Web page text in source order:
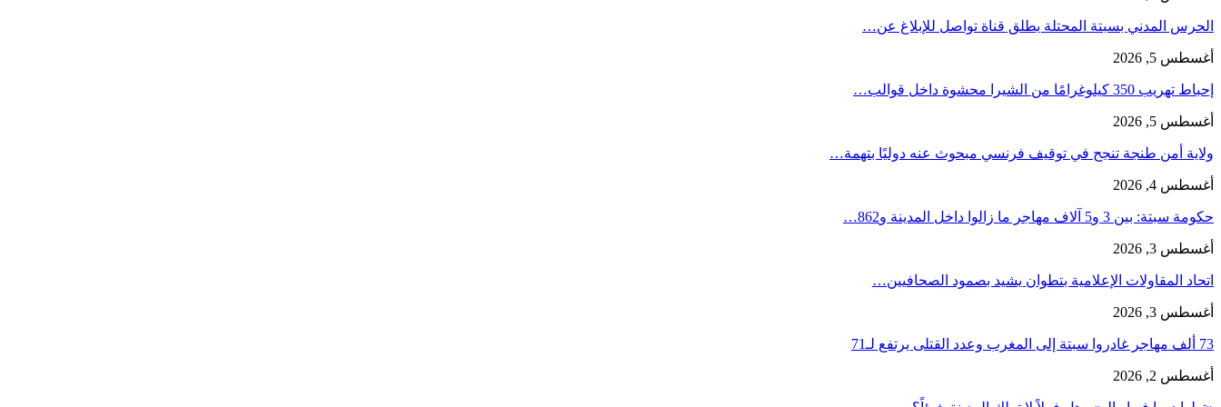
الحرس المدني بسبتة المحتلة يطلق قناة تواصل للإبلاغ عن…
أغسطس 5, 2026
إحباط تهريب 350 كيلوغرامًا من الشيرا محشوة داخل قوالب…
أغسطس 5, 2026
ولاية أمن طنجة تنجح في توقيف فرنسي مبحوث عنه دوليًا بتهمة…
أغسطس 4, 2026
حكومة سبتة: بين 3 و5 آلاف مهاجر ما زالوا داخل المدينة و862…
أغسطس 3, 2026
اتحاد المقاولات الإعلامية بتطوان يشيد بصمود الصحافيين…
أغسطس 3, 2026
73 ألف مهاجر غادروا سبتة إلى المغرب وعدد القتلى يرتفع لـ71
أغسطس 2, 2026